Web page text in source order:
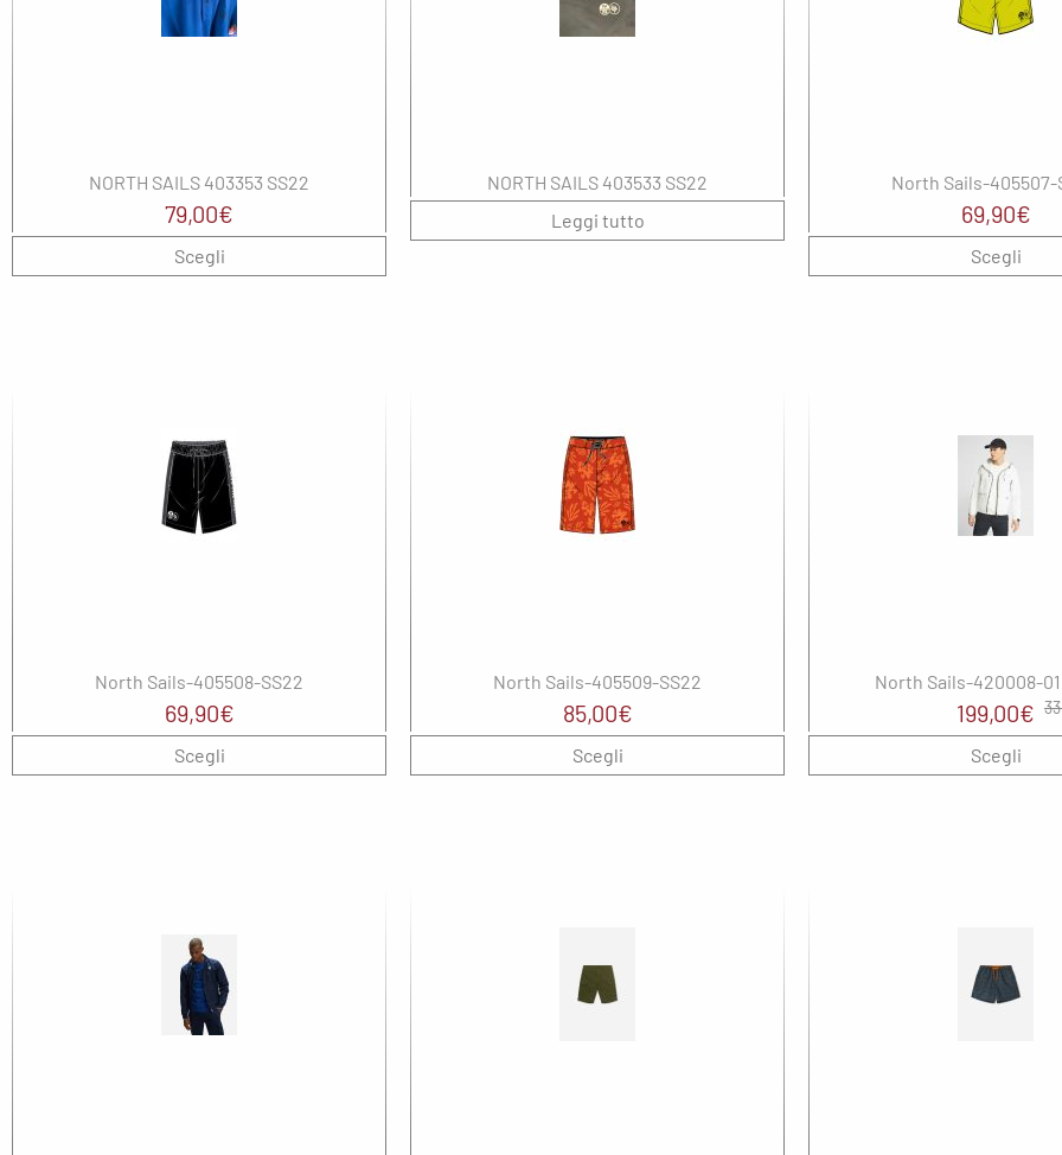
The North Face
The North Face
North Sails
SMITH
Wepere
Mizuno
Uyn
NORTH SAILS 403353 SS22
79,00€
Scegli
NORTH SAILS 403533 SS22
Leggi tutto
North Sails-405507-
69,90€
Scegli
North Sails-405508-SS22
69,90€
Scegli
North Sails-405509-SS22
85,00€
Scegli
North Sails-420008-
Il
prezzo
originale
199,00€ Il
Scegli